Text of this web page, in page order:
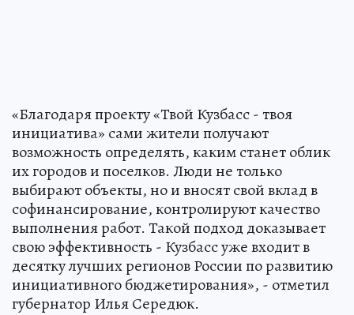
«Благодаря проекту «Твой Кузбасс - твоя
инициатива» сами жители получают
возможность определять, каким станет облик
их городов и поселков. Люди не только
выбирают объекты, но и вносят свой вклад в
софинансирование, контролируют качество
выполнения работ. Такой подход доказывает
свою эффективность - Кузбасс уже входит в
десятку лучших регионов России по развитию
инициативного бюджетирования», - отметил
губернатор Илья Середюк.